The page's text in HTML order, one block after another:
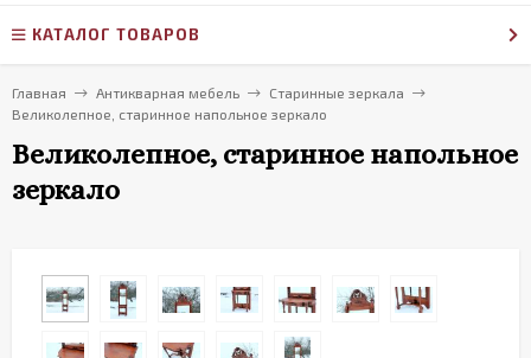
КАТАЛОГ ТОВАРОВ
Главная Антикварная мебель
Старинные зеркала
Великолепное, старинное напольное зеркало
Великолепное, старинное напольное
зеркало